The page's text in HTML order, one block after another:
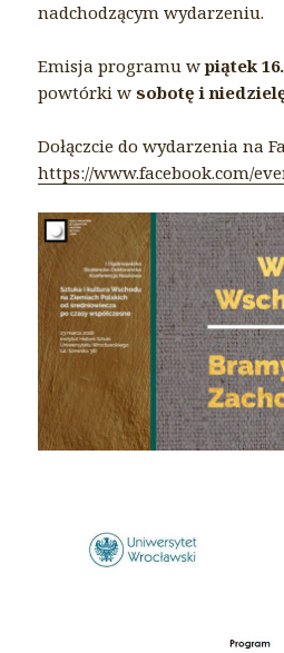
nadchodzącym wydarzeniu.
Emisja programu wpiątek
powtórki wsobotę i
Dołączcie do wydarzenia na
https://www.facebook.com/